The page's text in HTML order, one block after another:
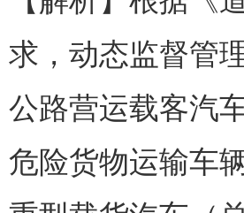
求，动态监督管
公路营运载客汽
危险货物运输车